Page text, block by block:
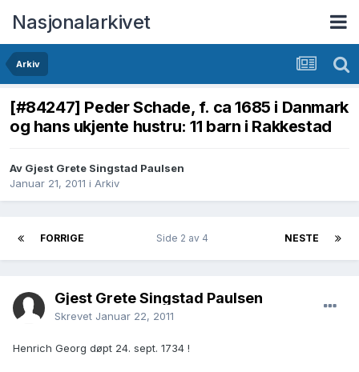
Nasjonalarkivet
Arkiv
[#84247] Peder Schade, f. ca 1685 i Danmark
og hans ukjente hustru: 11 barn i Rakkestad
Av Gjest Grete Singstad Paulsen
Januar 21, 2011 i Arkiv
FORRIGE NESTE
Side 2 av 4
Gjest Grete Singstad Paulsen
Skrevet Januar 22, 2011
Henrich Georg døpt 24. sept. 1734 !